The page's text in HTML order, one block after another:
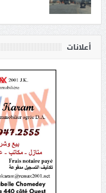
أعلانات